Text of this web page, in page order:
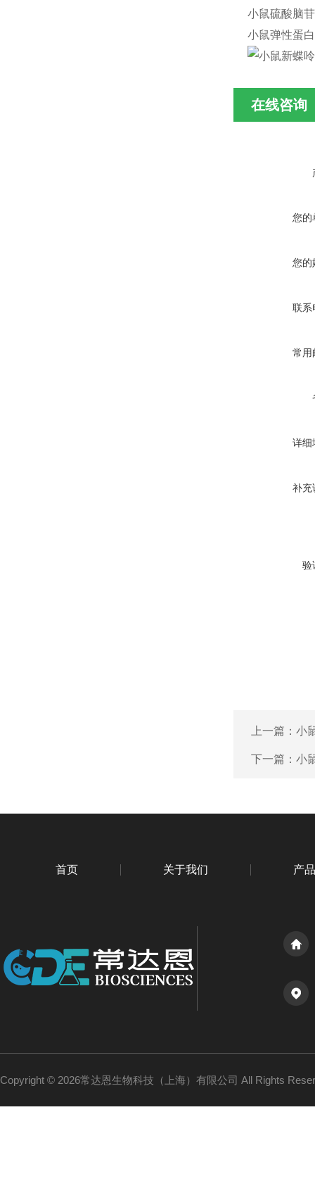
小鼠硫酸脑
小鼠弹性蛋
在线咨询
您的
您的
联系
常用
详细
补充
验
上一篇： 小
下一篇： 小
首页 关于我们 产
Copyright © 2026常达恩生物科技（上海）有限公司 All Rights